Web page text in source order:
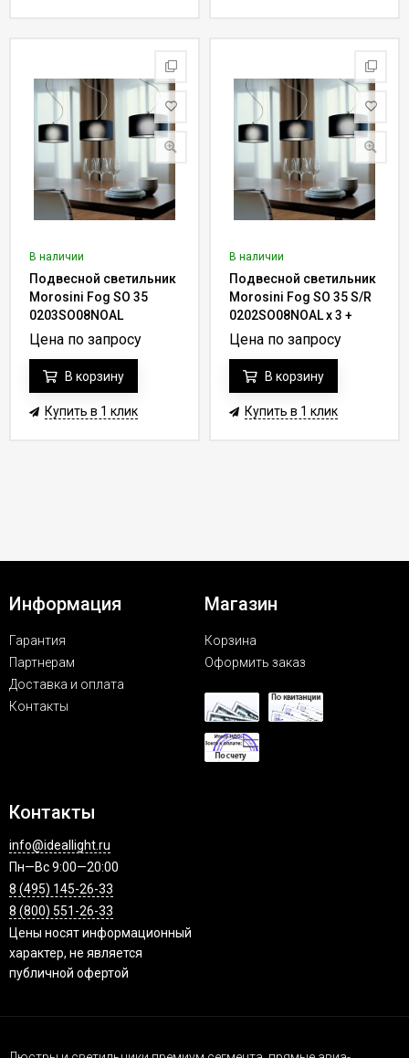
В наличии
Подвесной светильник
Morosini Fog SO 35
0203SO08NOAL
Цена по запросу
В корзину
Купить в 1 клик
В наличии
Подвесной светильник
Morosini Fog SO 35 S/R
0202SO08NOAL x 3 +
SYS-011500B
Цена по запросу
В корзину
Купить в 1 клик
Информация
Гарантия
Партнерам
Доставка и оплата
Контакты
Магазин
Корзина
Оформить заказ
Контакты
info@ideallight.ru
Пн—Вс 9:00—20:00
8 (495) 145-26-33
8 (800) 551-26-33
Цены носят информационный
характер, не является
публичной офертой